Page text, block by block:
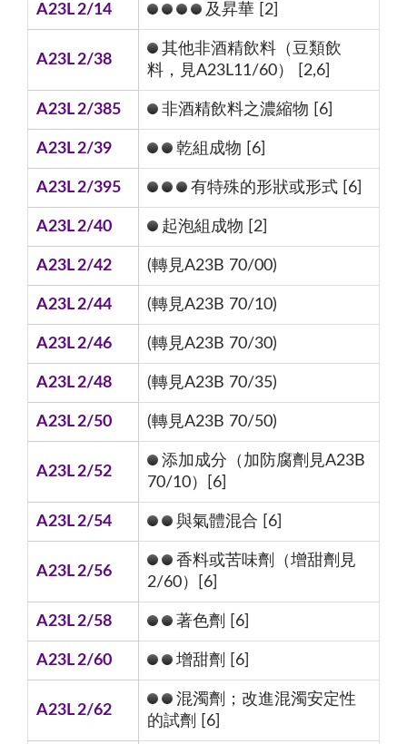
A23L 2/14 及昇華 [2]
A23L 2/38
其他非酒精飲料（豆類飲
料，見A23L11/60） [2,6]
A23L 2/385 非酒精飲料之濃縮物 [6]
A23L 2/39 乾組成物 [6]
A23L 2/395 有特殊的形狀或形式 [6]
A23L 2/40 起泡組成物 [2]
A23L 2/42 (轉見A23B 70/00)
A23L 2/44 (轉見A23B 70/10)
A23L 2/46 (轉見A23B 70/30)
A23L 2/48 (轉見A23B 70/35)
A23L 2/50 (轉見A23B 70/50)
A23L 2/52
添加成分（加防腐劑見A23B
70/10）[6]
A23L 2/54 與氣體混合 [6]
A23L 2/56
香料或苦味劑（增甜劑見
2/60）[6]
A23L 2/58 著色劑 [6]
A23L 2/60 增甜劑 [6]
A23L 2/62
混濁劑；改進混濁安定性
的試劑 [6]